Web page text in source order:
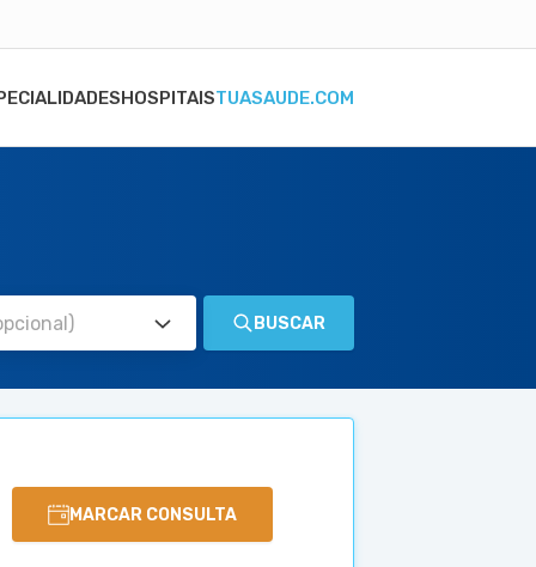
HOSPITAISTUASAUDE.COM
BUSCAR
MARCAR CONSULTA